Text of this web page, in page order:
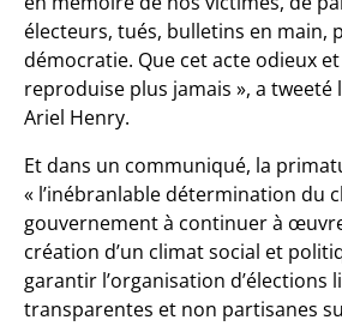
électeurs, tués, bulletins en main,
démocratie. Que cet acte odieux
reproduise plus jamais », a
Ariel Henry.
Et dans un communiqué, la
« l’inébranlable détermination du
gouvernement à continuer à
création d’un climat social et
garantir l’organisation d’élections
transparentes et non partisanes